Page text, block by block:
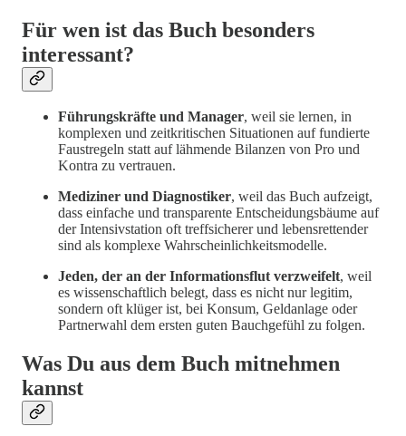
Für wen ist das Buch besonders
interessant?
Führungskräfte und Manager, weil sie lernen, in
komplexen und zeitkritischen Situationen auf fundierte
Faustregeln statt auf lähmende Bilanzen von Pro und
Kontra zu vertrauen.
Mediziner und Diagnostiker, weil das Buch aufzeigt,
dass einfache und transparente Entscheidungsbäume auf
der Intensivstation oft treffsicherer und lebensrettender
sind als komplexe Wahrscheinlichkeitsmodelle.
Jeden, der an der Informationsflut verzweifelt, weil
es wissenschaftlich belegt, dass es nicht nur legitim,
sondern oft klüger ist, bei Konsum, Geldanlage oder
Partnerwahl dem ersten guten Bauchgefühl zu folgen.
Was Du aus dem Buch mitnehmen
kannst